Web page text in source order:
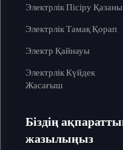
Электрлік Пісіру Қазаны
Электрлік Тамақ Қорап
Электр Қайнауы
Электрлік Күйдек
Жасағыш
Біздің
жазылыңыз